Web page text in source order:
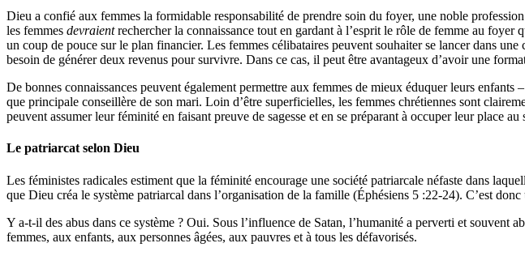
Dieu a confié aux femmes la formidable responsabilité de prendre soin du foyer, une noble
les femmes devraientrechercher la connaissance tout en gardant à l’esprit le rôle de femme au
un coup de pouce sur le plan financier. Les femmes célibataires peuvent souhaiter se lancer dans
besoin de générer deux revenus pour survivre. Dans ce cas, il peut être avantageux d’avoir une
De bonnes connaissances peuvent également permettre aux femmes de mieux éduquer leurs
que principale conseillère de son mari. Loin d’être superficielles, les femmes chrétiennes sont
peuvent assumer leur féminité en faisant preuve de sagesse et en se préparant à occuper leur place
Le patriarcat selon Dieu
Les féministes radicales estiment que la féminité encourage une société patriarcale néfaste dans
que Dieu créa le système patriarcal dans l’organisation de la famille (Éphésiens 5 :22-24). C’est
Y a-t-il des abus dans ce système ? Oui. Sous l’influence de Satan, l’humanité a perverti et
femmes, aux enfants, aux personnes âgées, aux pauvres et à tous les défavorisés.